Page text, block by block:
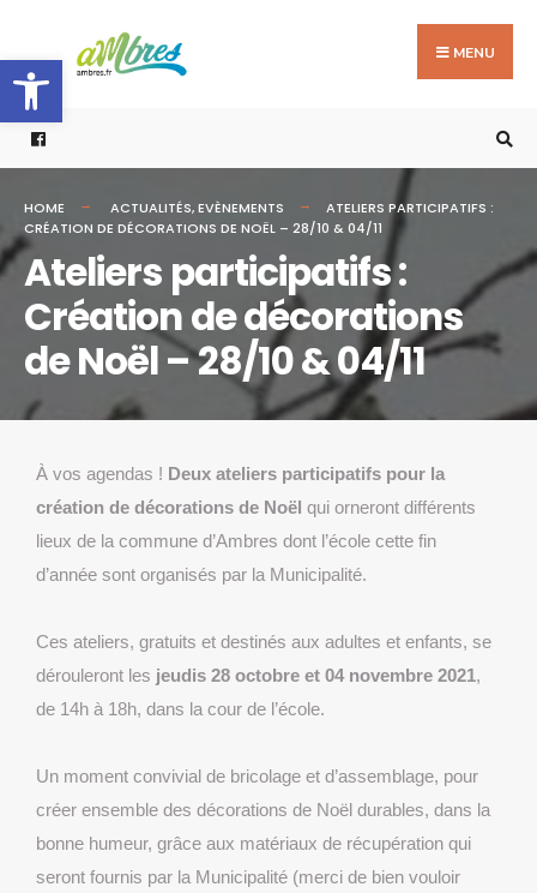
Ouvrir la barre d’outils MENU
HOME ACTUALITÉS,EVÈNEMENTS
ATELIERS PARTICIPATIFS :
CRÉATION DE DÉCORATIONS DE NOËL – 28/10 & 04/11
Ateliers participatifs :
Création de décorations
de Noël – 28/10 & 04/11
À vos agendas ! Deux ateliers participatifs pour la
création de décorations de Noël qui orneront différents
lieux de la commune d’Ambres dont l’école cette fin
d’année sont organisés par la Municipalité.
Ces ateliers, gratuits et destinés aux adultes et enfants, se
dérouleront les jeudis 28 octobre et 04 novembre 2021,
de 14h à 18h, dans la cour de l’école.
Un moment convivial de bricolage et d’assemblage, pour
créer ensemble des décorations de Noël durables, dans la
bonne humeur, grâce aux matériaux de récupération qui
seront fournis par la Municipalité (merci de bien vouloir